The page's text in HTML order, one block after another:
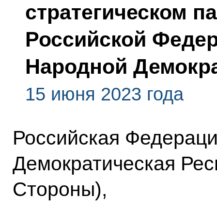
стратегическом
Российской
Народной
15 июня 2023 года
Российская
Демократическая
Стороны),